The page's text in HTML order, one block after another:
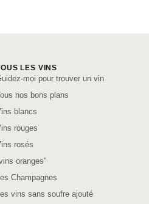
LES VINS
moi pour trouver un vin
nos bons plans
blancs
rouges
rosés
oranges"
Champagnes
vins sans soufre ajouté